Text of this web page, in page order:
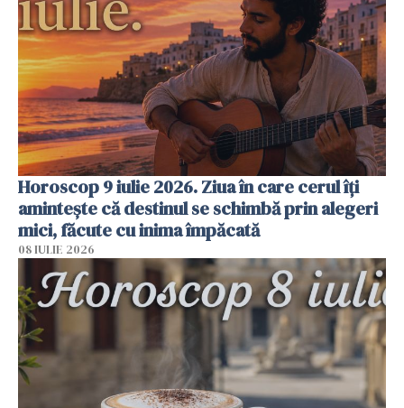
Horoscop 9 iulie 2026. Ziua în care cerul îți
amintește că destinul se schimbă prin alegeri
mici, făcute cu inima împăcată
08 IULIE 2026